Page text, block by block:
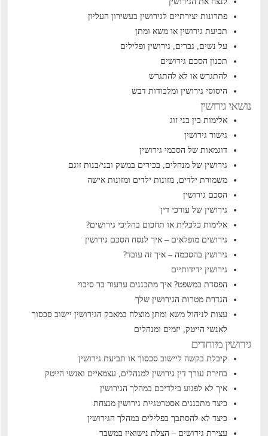
פתרונות יצירתיים לגירושין בעשירון העליון
תביעת גירושין או משא ומתן
על נשים, גברים, גירושין ופלילים
תכנון הסכם גירושים
להתגרש או לא להתגרש
היסוסי גירושין ומלכודות דבש
נושאי גירושין
אלימות בין בני זוג
גישור גירושין
דוגמאות של הסכמי גירושין
גירושין של מנהלים, בכירים במשק ובני/בנות זוגם
משמורת ילדים, מזונות ילדים ומזונות אישה
הסכם גירושין
גירושין של עורכי דין
אלימות כלכלית או תחכום בהליכי גירושים?
גירושים מופלאים – איך לנסח הסכם גירושין
גירושין בהסכמה – איך זה עובד?
גירושין ידידותיים
הפסדת במשפט? איך מתכננים ערעור בר סיכוי
הגדרת מטרות הגירושין שלך
עצות לניהול משא ומתן מוצלח במאבק הגירושיןיישוב סכסוך
לאנשי הייטק, יזמים ומנהלים
גירושין מיוחדים
קיבלת בקשה ליישוב סכסוך או תביעת גירושין
בחירת עורך דין גירושין למנהלים, עצמאיים ואנשי הייטק
איך לא לפגוע בילדיכם במהלך הגירושין
כיצד מתכננים אסטרטגיית גירושין מנצחת
כיצד לא להסתבך בפלילים במהלך הגירושין
עצירת גירושים – הצלת נישואין במשבר